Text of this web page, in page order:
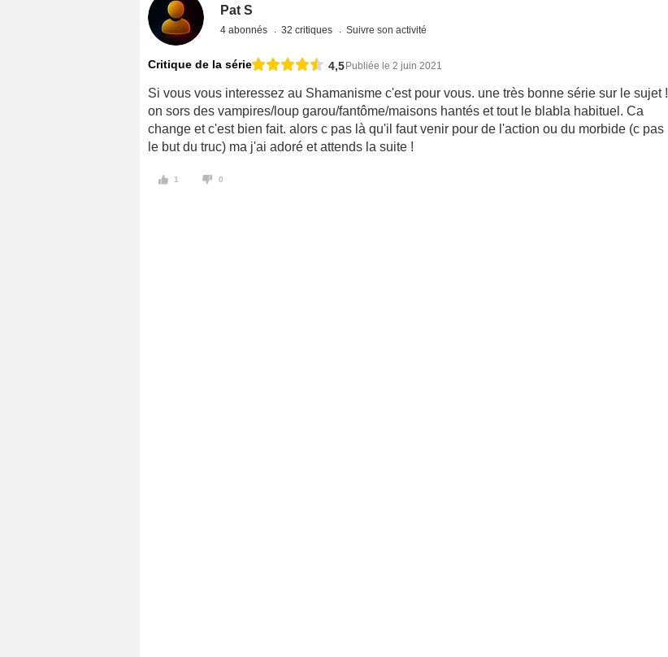
Pat S
4 abonnés 32 critiques Suivre son activité
Critique de la série 4,5 Publiée le 2 juin 2021
Si vous vous interessez au Shamanisme c'est pour vous. une très bonne série sur le sujet !
on sors des vampires/loup garou/fantôme/maisons hantés et tout le blabla habituel. Ca
change et c'est bien fait. alors c pas là qu'il faut venir pour de l'action ou du morbide (c pas
le but du truc) ma j'ai adoré et attends la suite !
1 0